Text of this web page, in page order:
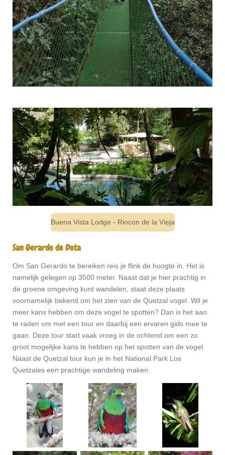
Buena Vista Lodge - Rincon de la Vieja
San Gerardo de Dota
Om San Gerardo te bereiken reis je flink de hoogte in. Het is
namelijk gelegen op 3500 meter. Naast dat je hier prachtig in
de groene omgeving kunt wandelen, staat deze plaats
voornamelijk bekend om het zien van de Quetzal vogel. Wil je
meer kans hebben om deze vogel te spotten? Dan is het aan
te raden om met een tour en daarbij een ervaren gids mee te
gaan. Deze tour start vaak vroeg in de ochtend om een zo
groot mogelijke kans te hebben op het spotten van de vogel.
Naast de Quetzal tour kun je in het National Park Los
Quetzales een prachtige wandeling maken.